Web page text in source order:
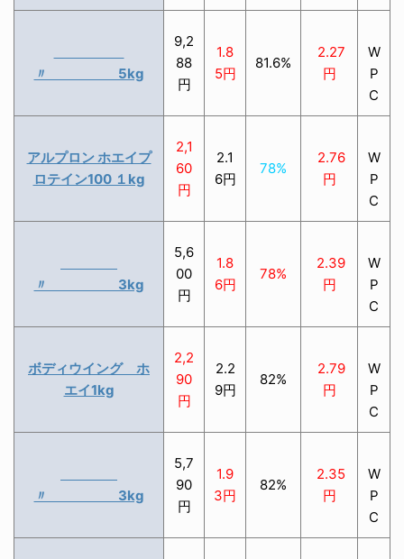
〃 5kg
9,2
88
円
1.8
5円
81.6%
2.27
円
W
P
C
アルプロン ホエイプ
ロテイン100 １kg
2,1
60
円
2.1
6円
78%
2.76
円
W
P
C
〃 3kg
5,6
00
円
1.8
6円
78%
2.39
円
W
P
C
ボディウイング ホ
エイ1kg
2,2
90
円
2.2
9円
82%
2.79
円
W
P
C
〃 3kg
5,7
90
円
1.9
3円
82%
2.35
円
W
P
C